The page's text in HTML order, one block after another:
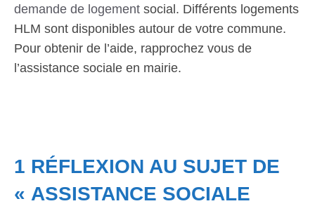
demande de logement social. Différents logements
HLM sont disponibles autour de votre commune.
Pour obtenir de l’aide, rapprochez vous de
l’assistance sociale en mairie.
1 RÉFLEXION AU SUJET DE
« ASSISTANCE SOCIALE